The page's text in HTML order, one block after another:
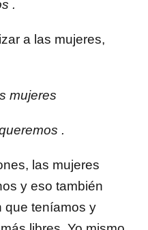
.
a las mujeres,
mujeres
.
las mujeres
y eso también
que teníamos y